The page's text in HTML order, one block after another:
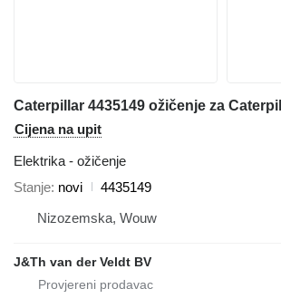
Cijena na upit
Elektrika - ožičenje
Stanje novi
4435149
Nizozemska, Wouw
J&Th van der Veldt BV